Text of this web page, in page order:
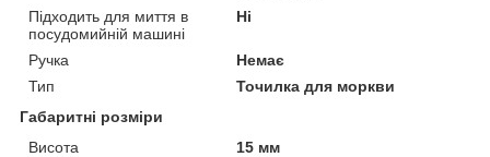
Підходить для миття в
посудомийній машині
Ні
Ручка
Немає
Тип
Точилка для моркви
Габаритні розміри
Висота
15 мм